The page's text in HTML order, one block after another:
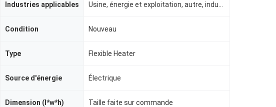
Industries applicables
Condition Nouveau
Type Flexible Heater
Source d'énergie Électrique
Dimension (l*w*h) Taille faite sur commande